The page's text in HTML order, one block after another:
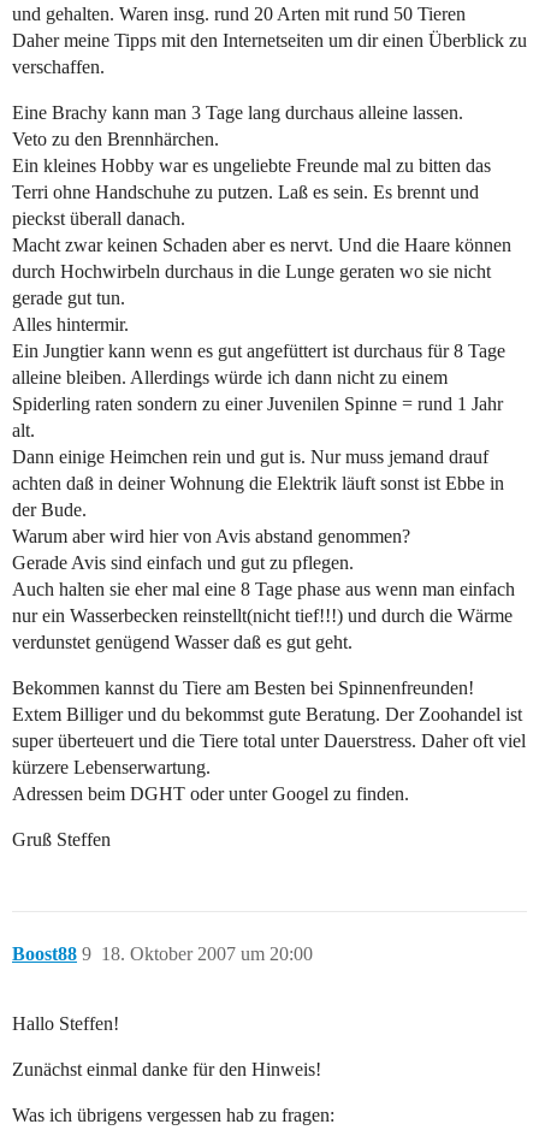
und gehalten. Waren insg. rund 20 Arten mit rund 50 Tieren
Daher meine Tipps mit den Internetseiten um dir einen Überblick zu
verschaffen.
Eine Brachy kann man 3 Tage lang durchaus alleine lassen.
Veto zu den Brennhärchen.
Ein kleines Hobby war es ungeliebte Freunde mal zu bitten das
Terri ohne Handschuhe zu putzen. Laß es sein. Es brennt und
pieckst überall danach.
Macht zwar keinen Schaden aber es nervt. Und die Haare können
durch Hochwirbeln durchaus in die Lunge geraten wo sie nicht
gerade gut tun.
Alles hintermir.
Ein Jungtier kann wenn es gut angefüttert ist durchaus für 8 Tage
alleine bleiben. Allerdings würde ich dann nicht zu einem
Spiderling raten sondern zu einer Juvenilen Spinne = rund 1 Jahr
alt.
Dann einige Heimchen rein und gut is. Nur muss jemand drauf
achten daß in deiner Wohnung die Elektrik läuft sonst ist Ebbe in
der Bude.
Warum aber wird hier von Avis abstand genommen?
Gerade Avis sind einfach und gut zu pflegen.
Auch halten sie eher mal eine 8 Tage phase aus wenn man einfach
nur ein Wasserbecken reinstellt(nicht tief!!!) und durch die Wärme
verdunstet genügend Wasser daß es gut geht.
Bekommen kannst du Tiere am Besten bei Spinnenfreunden!
Extem Billiger und du bekommst gute Beratung. Der Zoohandel ist
super überteuert und die Tiere total unter Dauerstress. Daher oft viel
kürzere Lebenserwartung.
Adressen beim DGHT oder unter Googel zu finden.
Gruß Steffen
Boost88 18. Oktober 2007 um 20:00
9
Hallo Steffen!
Zunächst einmal danke für den Hinweis!
Was ich übrigens vergessen hab zu fragen: